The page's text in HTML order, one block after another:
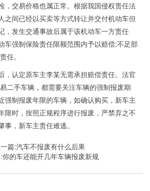
，交易价格也属正常。根据我国侵权责任法
之间已经以买卖等方式转让并交付机动车但
，发生交通事故后属于该机动车一方责任
车强制保险责任限额范围内予以赔偿;不足部
任。
认定原车主李某无需承担赔偿责任。法官
二手车辆，都需要关注车辆的强制报废期
强制报废年限的车辆，如确认购买，新车主
限时，按照正规程序进行报废，严禁弃之不
，新车主责任难逃。
篇:汽车不报废有什么后果
你的车还能开几年车辆报废新规